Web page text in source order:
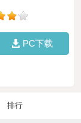
PC下载
排行